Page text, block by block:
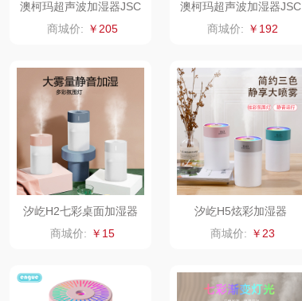
卜珂 玺魁
七匹狼 高洁丝
南方寝饰 氛围部落
厨创妈咪 传应 陇间柒月(包销款)
元黍 睡眠博士
象印 迪士尼（数码类）
澳柯玛超声波加湿器JSC
-90H56
商城价: ￥205
澳柯玛超声波加湿器JSC
-70H55
商城价: ￥192
汐屹H2七彩桌面加湿器
商城价: ￥15
汐屹H5炫彩加湿器
商城价: ￥23